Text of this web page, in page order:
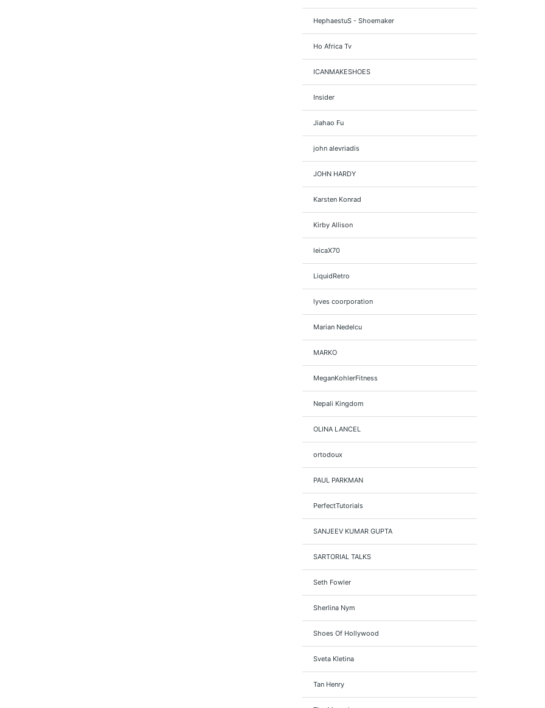
HephaestuS - Shoemaker
Ho Africa Tv
ICANMAKESHOES
Insider
Jiahao Fu
john alevriadis
JOHN HARDY
Karsten Konrad
Kirby Allison
leicaX70
LiquidRetro
lyves coorporation
Marian Nedelcu
MARKO
MeganKohlerFitness
Nepali Kingdom
OLINA LANCEL
ortodoux
PAUL PARKMAN
PerfectTutorials
SANJEEV KUMAR GUPTA
SARTORIAL TALKS
Seth Fowler
Sherlina Nym
Shoes Of Hollywood
Sveta Kletina
Tan Henry